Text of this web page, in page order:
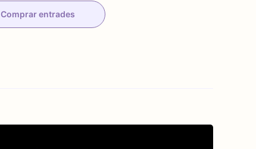
Comprar entrades